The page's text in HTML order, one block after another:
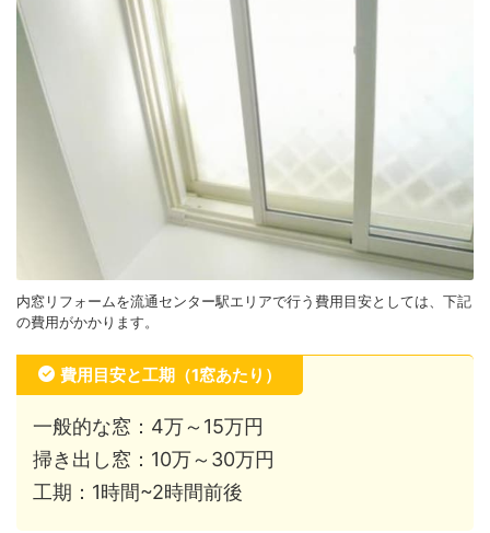
内窓リフォームを流通センター駅エリアで行う費用目安としては、下記
の費用がかかります。
費用目安と工期（1窓あたり）
一般的な窓：4万～15万円
掃き出し窓：10万～30万円
工期：1時間~2時間前後